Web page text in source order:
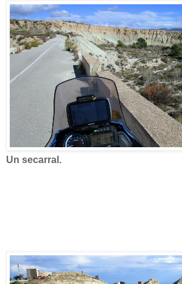
Un secarral.